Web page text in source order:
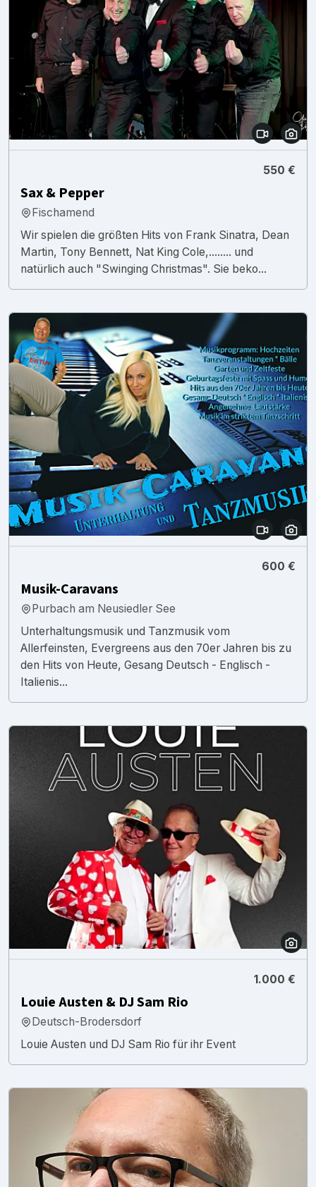
550 €
Sax & Pepper
Fischamend
Wir spielen die größten Hits von Frank Sinatra, Dean
Martin, Tony Bennett, Nat King Cole,........ und
natürlich auch "Swinging Christmas". Sie beko...
600 €
Musik-Caravans
Purbach am Neusiedler See
Unterhaltungsmusik und Tanzmusik vom
Allerfeinsten, Evergreens aus den 70er Jahren bis zu
den Hits von Heute, Gesang Deutsch - Englisch -
Italienis...
1.000 €
Louie Austen & DJ Sam Rio
Deutsch-Brodersdorf
Louie Austen und DJ Sam Rio für ihr Event